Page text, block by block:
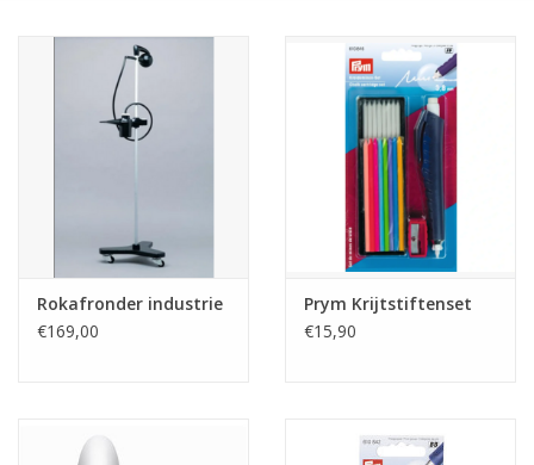
Stoffen
Breien en haken
Sale / Coupons
Cadeaubonnen
Rokafronder industrie
€169,00
Prym Krijtstiftenset
€15,90